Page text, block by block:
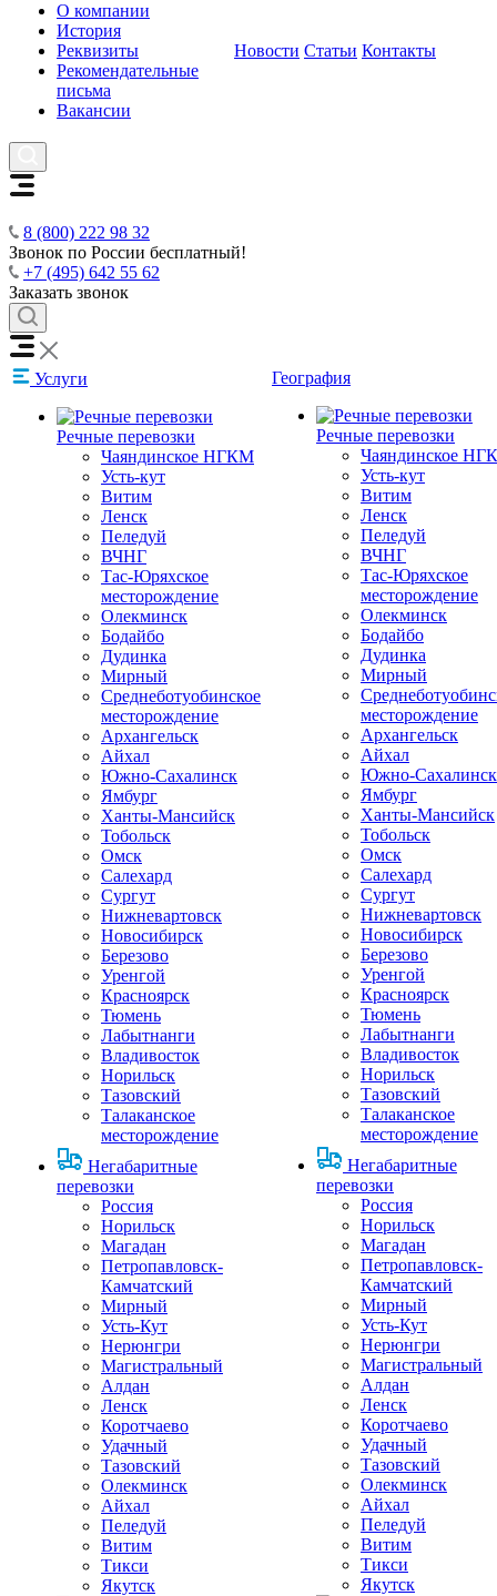
О компании
История
Реквизиты
Рекомендательные
письма
Вакансии
Новости Статьи Контакты
8 (800) 222 98 32
Звонок по России бесплатный!
+7 (495) 642 55 62
Заказать звонок
Услуги
Речные перевозки
Чаяндинское НГКМ
Усть-кут
Витим
Ленск
Пеледуй
ВЧНГ
Тас-Юряхское
месторождение
Олекминск
Бодайбо
Дудинка
Мирный
Среднеботуобинское
месторождение
Архангельск
Айхал
Южно-Сахалинск
Ямбург
Ханты-Мансийск
Тобольск
Омск
Салехард
Сургут
Нижневартовск
Новосибирск
Березово
Уренгой
Красноярск
Тюмень
Лабытнанги
Владивосток
Норильск
Тазовский
Талаканское
месторождение
Негабаритные
перевозки
Россия
Норильск
Магадан
Петропавловск-
Камчатский
Мирный
Усть-Кут
Нерюнгри
Магистральный
Алдан
Ленск
Коротчаево
Удачный
Тазовский
Олекминск
Айхал
Пеледуй
Витим
Тикси
Якутск
География
Речные перевозки
Чаяндинское
Усть-кут
Витим
Ленск
Пеледуй
ВЧНГ
Тас-Юряхское
месторождение
Олекминск
Бодайбо
Дудинка
Мирный
месторождение
Архангельск
Айхал
Южно-Сахалинск
Ямбург
Ханты-Мансийск
Тобольск
Омск
Салехард
Сургут
Нижневартовск
Новосибирск
Березово
Уренгой
Красноярск
Тюмень
Лабытнанги
Владивосток
Норильск
Тазовский
Талаканское
месторождение
Негабаритные
перевозки
Россия
Норильск
Магадан
Петропавловск-
Камчатский
Мирный
Усть-Кут
Нерюнгри
Магистральный
Алдан
Ленск
Коротчаево
Удачный
Тазовский
Олекминск
Айхал
Пеледуй
Витим
Тикси
Якутск